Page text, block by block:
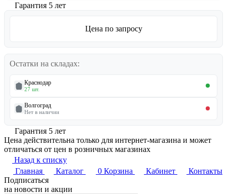
Гарантия 5 лет
Цена по запросу
Остатки на складах:
Краснодар
27 шт.
Волгоград
Нет в наличии
Гарантия 5 лет
Цена действительна только для интернет-магазина и может
отличаться от цен в розничных магазинах
Назад к списку
Главная
Каталог 0 Корзина Кабинет
Контакты
Подписаться
на новости и акции